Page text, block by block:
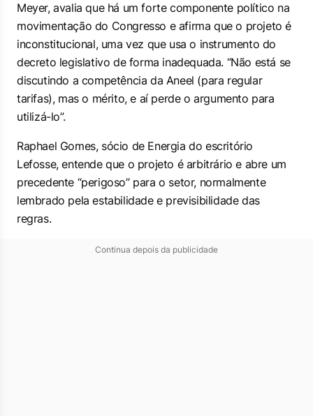
Meyer, avalia que há um forte componente político na
movimentação do Congresso e afirma que o projeto é
inconstitucional, uma vez que usa o instrumento do
decreto legislativo de forma inadequada. “Não está se
discutindo a competência da Aneel (para regular
tarifas), mas o mérito, e aí perde o argumento para
utilizá-lo”.
Raphael Gomes, sócio de Energia do escritório
Lefosse, entende que o projeto é arbitrário e abre um
precedente “perigoso” para o setor, normalmente
lembrado pela estabilidade e previsibilidade das
regras.
Continua depois da publicidade